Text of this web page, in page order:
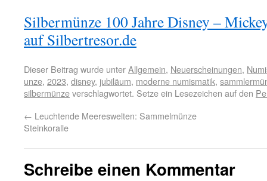
Silbermünze 100 Jahre Disney –
auf Silbertresor.de
Dieser Beitrag wurde unterAllgemein, Neuerscheinungen,
unze, 2023, disney, jubiläum, moderne numismatik,
silbermünzeverschlagwortet. Setze ein Lesezeichen auf den
← Leuchtende Meereswelten: Sammelmünze
Steinkoralle
Schreibe einen Kommentar